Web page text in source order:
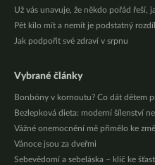
Už vás unavuje, že někdo pořád řeší,
Pět kilo mít a nemít je podstatný
Jak podpořit své zdraví v srpnu
Vybrané články
Bonbóny v kornoutu? Co dát dětem
Bezlepková dieta: moderní šílenství
Vážné onemocnění mě přimělo ke
Vánoce jsou za dveřmi
Sebevědomí a sebeláska – klíč ke